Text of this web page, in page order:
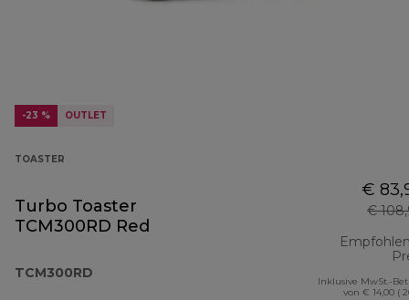
-23 % OUTLET
TOASTER
Turbo Toaster
TCM300RD Red
TCM300RD
€
€
Inklusive MwSt.-
von € 14,00 (